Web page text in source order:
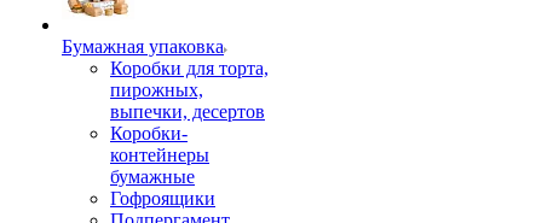
Бумажная упаковка
Коробки для торта,
пирожных,
выпечки, десертов
Коробки-
контейнеры
бумажные
Гофроящики